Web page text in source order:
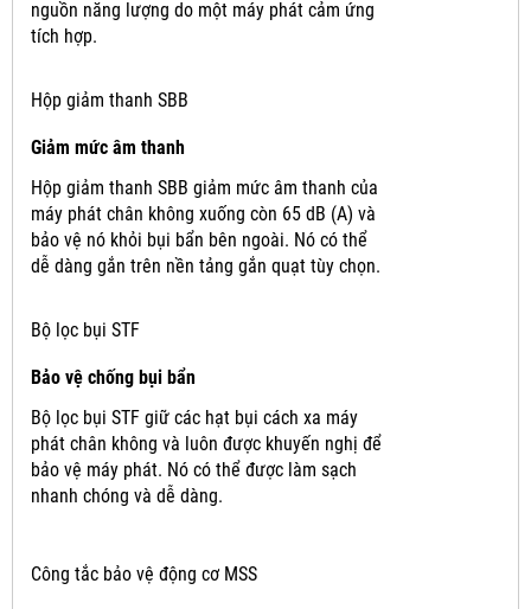
nguồn năng lượng do một máy phát cảm ứng
tích hợp.
Hộp giảm thanh SBB
Giảm mức âm thanh
Hộp giảm thanh SBB giảm mức âm thanh của
máy phát chân không xuống còn 65 dB (A) và
bảo vệ nó khỏi bụi bẩn bên ngoài. Nó có thể
dễ dàng gắn trên nền tảng gắn quạt tùy chọn.
Bộ lọc bụi STF
Bảo vệ chống bụi bẩn
Bộ lọc bụi STF giữ các hạt bụi cách xa máy
phát chân không và luôn được khuyến nghị để
bảo vệ máy phát. Nó có thể được làm sạch
nhanh chóng và dễ dàng.
Công tắc bảo vệ động cơ MSS